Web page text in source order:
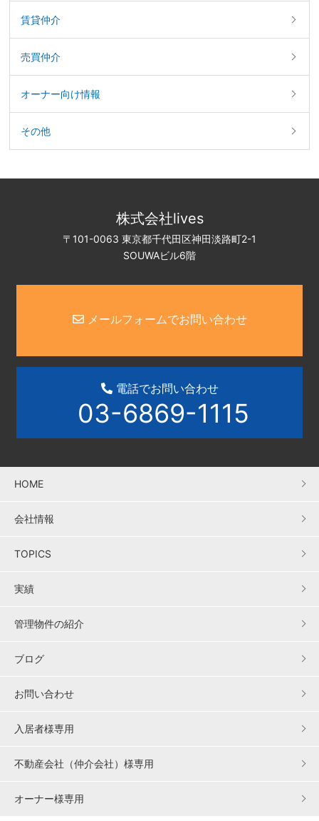
賃貸仲介
売買仲介
オーナー向け情報
その他
株式会社lives
〒101-0063 東京都千代田区神田淡路町2-1
SOUWAビル6階
メールフォームでお問い合わせ
電話でお問い合わせ
03-6869-1115
HOME
会社情報
TOPICS
実績
管理物件の紹介
ブログ
お問い合わせ
入居者様専用
不動産会社（仲介会社）様専用
オーナー様専用